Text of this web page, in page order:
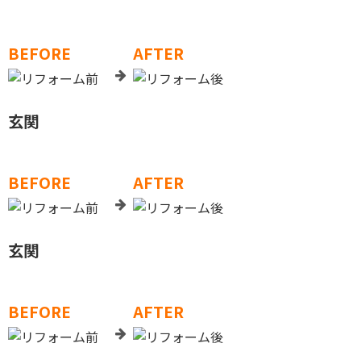
BEFORE AFTER
玄関
BEFORE AFTER
玄関
BEFORE AFTER